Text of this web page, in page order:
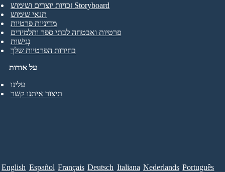
על אודות
עלינו
תיצור איתנו קשר
זכויות יוצרים ושימוש Storyboard
תנאי שימוש
מדיניות פרטיות
פרטיות ואבטחה לבתי ספר ותלמידים
נְגִישׁוּת
בחירות הפרטיות שלך
English Español Français Deutsch Italiana Nederlands Português